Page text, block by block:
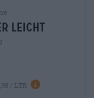
leicht
/ LTR info